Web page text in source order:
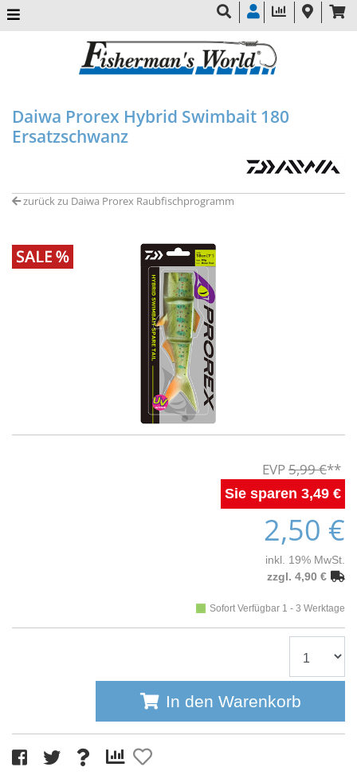
Daiwa Prorex Hybrid Swimbait 180
Ersatzschwanz
zurück zu Daiwa Prorex Raubfischprogramm
5,99 €
3,49 €
2,50 €
inkl. 19% MwSt.
zzgl. 4,90 €
Sofort Verfügbar 1 - 3 Werktage
In den Warenkorb